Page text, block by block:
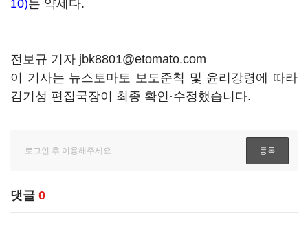
10)는 약세다.
전보규 기자 jbk8801@etomato.com
이 기사는 뉴스토마토 보도준칙 및 윤리강령에 따라
김기성 편집국장이 최종 확인·수정했습니다.
댓글 0